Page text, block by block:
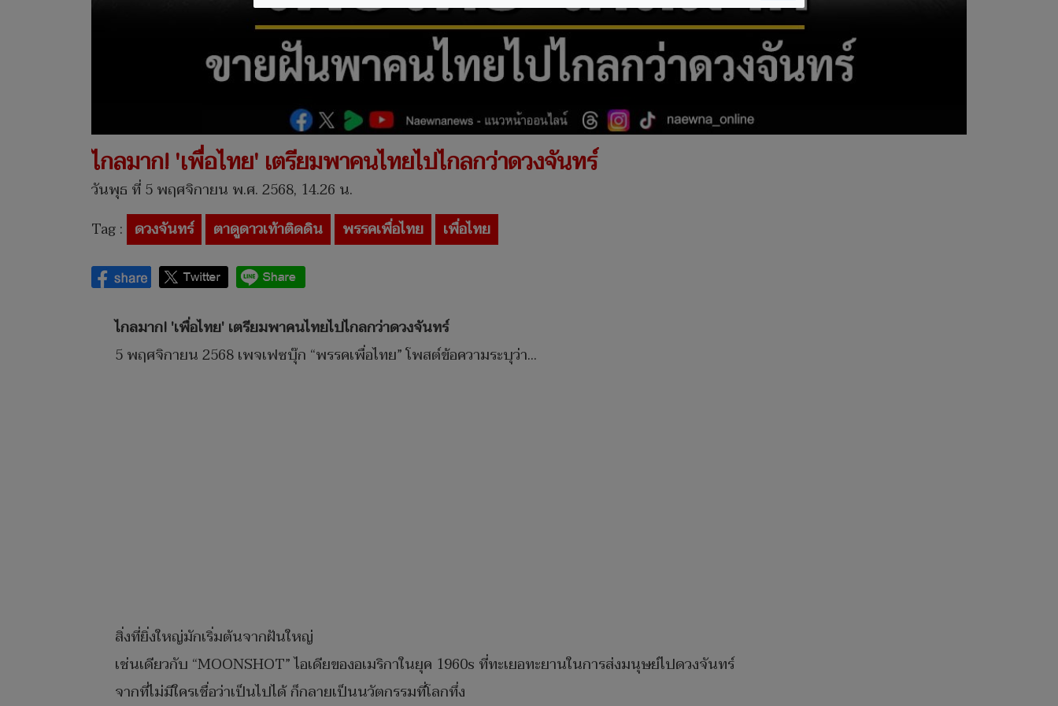
ไกลมาก! 'เพื่อไทย' เตรียมพาคนไทยไปไกลกว่าดวงจันทร์
วันพุธ ที่ 5 พฤศจิกายน พ.ศ. 2568, 14.26 น.
Tag : ดวงจันทร์ ตาดูดาวเท้าติดดิน พรรคเพื่อไทย เพื่อไทย
ไกลมาก! 'เพื่อไทย' เตรียมพาคนไทยไปไกลกว่าดวงจันทร์
5 พฤศจิกายน 2568 เพจเฟซบุ๊ก “พรรคเพื่อไทย” โพสต์ข้อความระบุว่า...
สิ่งที่ยิ่งใหญ่มักเริ่มต้นจากฝันใหญ่
เช่นเดียวกับ “MOONSHOT” ไอเดียของอเมริกาในยุค 1960s ที่ทะเยอทะยานในการส่งมนุษย์ไปดวงจันทร์
จากที่ไม่มีใครเชื่อว่าเป็นไปได้ ก็กลายเป็นนวัตกรรมที่โลกทึ่ง